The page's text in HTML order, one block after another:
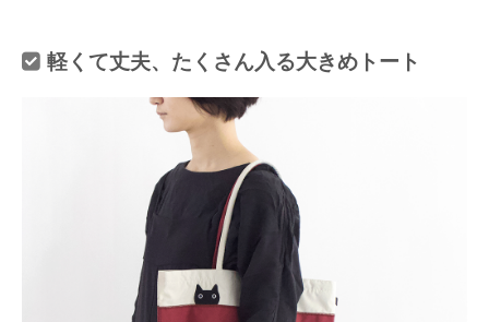
軽くて丈夫、たくさん入る大きめトート